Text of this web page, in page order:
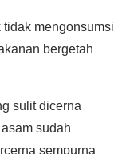
mengonsumsi
bergetah
sulit dicerna
sudah
sempurna